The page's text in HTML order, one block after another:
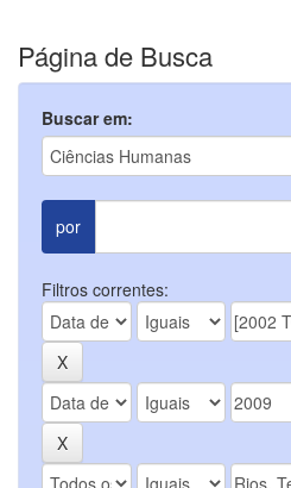
Página de Busca
Buscar em:
por
Filtros correntes: